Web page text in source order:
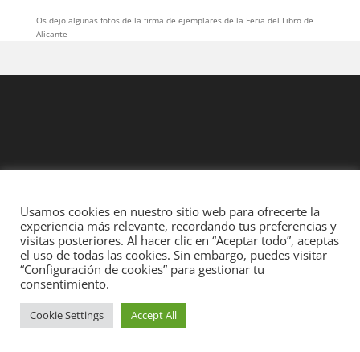
Os dejo algunas fotos de la firma de ejemplares de la Feria del Libro de
Alicante
Diseñado porElegant Themes| Desarrollado porWordPress
Usamos cookies en nuestro sitio web para ofrecerte la
experiencia más relevante, recordando tus preferencias y
visitas posteriores. Al hacer clic en “Aceptar todo”, aceptas
el uso de todas las cookies. Sin embargo, puedes visitar
“Configuración de cookies” para gestionar tu
consentimiento.
Cookie Settings Accept All